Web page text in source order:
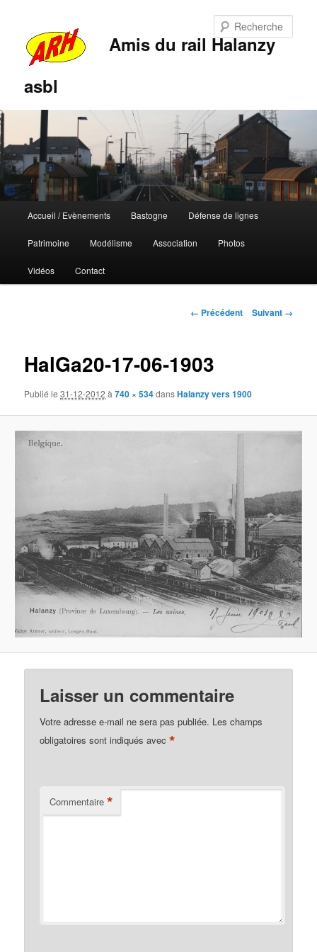
Amis du rail Halanzy
asbl
principal
Aller
au
contenu
Aller
au
contenu
Accueil / Evènements Bastogne Défense de lignes
Patrimoine Modélisme Association Photos
Vidéos Contact
Navigation
← Précédent Suivant →
HalGa20-17-06-1903
Publié le31-12-2012 à740 × 534dansHalanzy vers 1900
Laisser un commentaire
Votre adresse e-mail ne sera pas publiée. Les champs
obligatoires sont indiqués avec*
Commentaire *